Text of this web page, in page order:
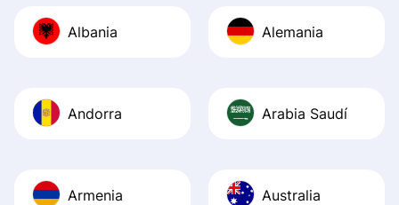
Recommend it!
Albania Alemania
Andorra Arabia Saudí
Armenia Australia